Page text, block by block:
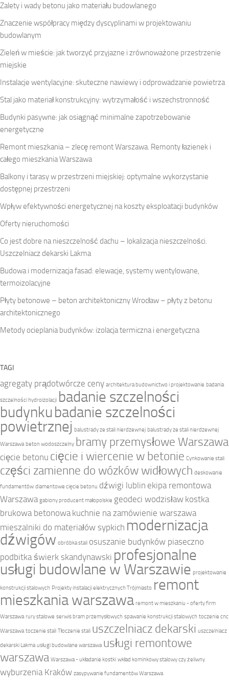
Zalety i wady betonu jako materiału budowlanego
Znaczenie współpracy między dyscyplinami w projektowaniu
budowlanym
Zieleń w mieście: jak tworzyć przyjazne i zrównoważone przestrzenie
miejskie
Instalacje wentylacyjne: skuteczne nawiewy i odprowadzanie powietrza
Stal jako materiał konstrukcyjny: wytrzymałość i wszechstronność
Budynki pasywne: jak osiągnąć minimalne zapotrzebowanie
energetyczne
Remont mieszkania – zlecę remont Warszawa. Remonty łazienek i
całego mieszkania Warszawa
Balkony i tarasy w przestrzeni miejskiej: optymalne wykorzystanie
dostępnej przestrzeni
Wpływ efektywności energetycznej na koszty eksploatacji budynków
Oferty nieruchomości
Co jest dobre na nieszczelność dachu – lokalizacja nieszczelności.
Uszczelniacz dekarski Lakma
Budowa i modernizacja fasad: elewacje, systemy wentylowane,
termoizolacyjne
Płyty betonowe – beton architektoniczny Wrocław – płyty z betonu
architektonicznego
Metody ocieplania budynków: izolacja termiczna i energetyczna
TAGI
agregaty prądotwórcze ceny architektura budownictwo i projektowanie badania
szczelności hydroizolacji badanie szczelności
budynku badanie szczelności
powietrznej balustrady ze stali nierdzewnej balustrady ze stali nierdzewnej
Warszawa beton wodoszczelny bramy przemysłowe Warszawa
cięcie betonu cięcie i wiercenie w betonie Cynkowanie stali
części zamienne do wózków widłowych deskowanie
fundamentów diamentowe cięcie betonu dźwigi lublin ekipa remontowa
Warszawa gabiony producent małopolskie geodeci wodzisław kostka
brukowa betonowa kuchnie na zamówienie warszawa
mieszalniki do materiałów sypkich modernizacja
dźwigów obróbka stali osuszanie budynków piaseczno
podbitka świerk skandynawski profesjonalne
usługi budowlane w Warszawie projektowanie
konstrukcji stalowych Projekty instalacji elektrycznych Trójmiasto remont
mieszkania warszawa remont w mieszkaniu - oferty firm
Warszawa rury stalowe serwis bram przemysłowych spawanie konstrukcji stalowych toczenie cnc
Warszawa toczenie stali Tłoczenie stali uszczelniacz dekarski uszczelniacz
dekarski Lakma usługi budowlane warszawa usługi remontowe
warszawa Warszawa - układanie kostki wkład kominkowy stalowy czy żeliwny
wyburzenia Kraków zasypywanie fundamentów Warszawa